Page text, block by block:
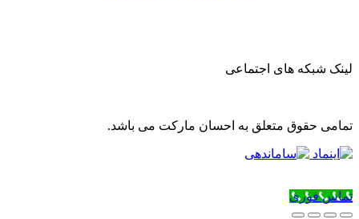
لینک شبکه های اجتماعی
تمامی حقوق متعلق به احسان مارکت می باشد.
تماس فوری